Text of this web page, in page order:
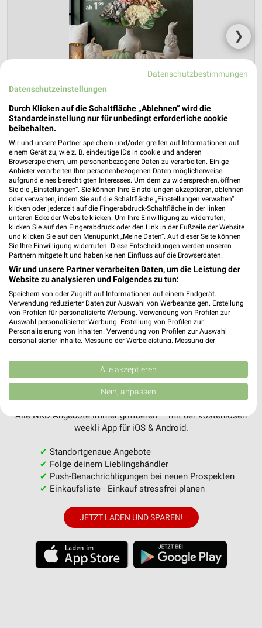
❯
NKD Prospekt für Steinbach-Hallenberg
ab Mo. den 03.08.
Herbstliche Deko-Woche
Gültig von 03. Aug. bis 01. Sep.
📅 Kalendereintrag erstellen
PROSPEKT BLÄTTERN
MEHR PROSPEKTE
weekli - Prospekte & Angebote App
Alle NKD Angebote immer griffbereit – mit der kostenlosen
weekli App für iOS & Android.
✔ Standortgenaue Angebote
✔ Folge deinem Lieblingshändler
✔ Push-Benachrichtigungen bei neuen Prospekten
✔ Einkaufsliste - Einkauf stressfrei planen
JETZT LADEN UND SPAREN!
Datenschutzbestimmungen
Datenschutzeinstellungen
Durch Klicken auf die Schaltfläche „Ablehnen“ wird die
Standardeinstellung nur für unbedingt erforderliche cookie
beibehalten.
Wir und unsere Partner speichern und/oder greifen auf Informationen auf
einem Gerät zu, wie z. B. eindeutige IDs in cookie und anderen
Browserspeichern, um personenbezogene Daten zu verarbeiten. Einige
Anbieter verarbeiten Ihre personenbezogenen Daten möglicherweise
aufgrund eines berechtigten Interesses. Um dem zu widersprechen, öffnen
Sie die „Einstellungen“. Sie können Ihre Einstellungen akzeptieren, ablehnen
oder verwalten, indem Sie auf die Schaltfläche „Einstellungen verwalten“
klicken oder jederzeit auf die Fingerabdruck-Schaltfläche in der linken
unteren Ecke der Website klicken. Um Ihre Einwilligung zu widerrufen,
klicken Sie auf den Fingerabdruck oder den Link in der Fußzeile der Website
und klicken Sie auf den Menüpunkt „Meine Daten“. Auf dieser Seite können
Sie Ihre Einwilligung widerrufen. Diese Entscheidungen werden unseren
Partnern mitgeteilt und haben keinen Einfluss auf die Browserdaten.
Wir und unsere Partner verarbeiten Daten, um die Leistung der
Website zu analysieren und Folgendes zu tun:
Speichern von oder Zugriff auf Informationen auf einem Endgerät.
Verwendung reduzierter Daten zur Auswahl von Werbeanzeigen. Erstellung
von Profilen für personalisierte Werbung. Verwendung von Profilen zur
Auswahl personalisierter Werbung. Erstellung von Profilen zur
Personalisierung von Inhalten. Verwendung von Profilen zur Auswahl
personalisierter Inhalte. Messung der Werbeleistung. Messung der
Kombinationen von Daten aus verschiedenen Quellen. Entwicklung und
Verbesserung der Angebote. Verwendung reduzierter Daten zur Auswahl
von Inhalten.
Daten können außerhalb der Europäischen Union weitergegeben und in die
USA gesendet werden.
Website/App.
Partnerliste anzeigen (1 IAB-Anbieter)
Wir nutzen Ihre Daten für folgende Zwecke:
IAB-Verarbeitungszwecke:
Speichern von oder Zugriff auf Informationen
auf einem Endgerät
Verwendung reduzierter Daten zur Auswahl von
Werbeanzeigen
Erstellung von Profilen für personalisierte
Werbung
Alle akzeptieren
Nein, anpassen